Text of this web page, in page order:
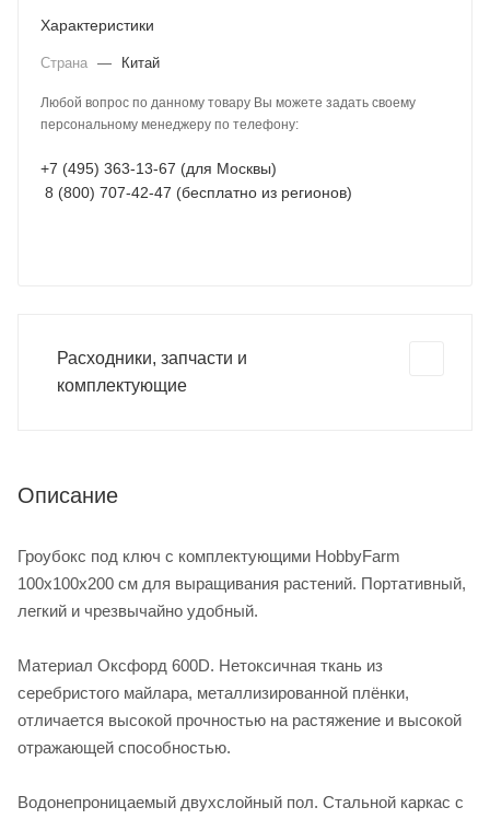
Характеристики
Страна — Китай
Любой вопрос по данному товару Вы можете задать своему
персональному менеджеру по телефону:
+7 (495) 363-13-67 (для Москвы)
8 (800) 707-42-47 (бесплатно из регионов)
Расходники, запчасти и
комплектующие
Описание
Гроубокс под ключ с комплектующими HobbyFarm
100x100x200 см для выращивания растений. Портативный,
легкий и чрезвычайно удобный.
Материал Оксфорд 600D. Нетоксичная ткань из
серебристого майлара, металлизированной плёнки,
отличается высокой прочностью на растяжение и высокой
отражающей способностью.
Водонепроницаемый двухслойный пол. Стальной каркас с